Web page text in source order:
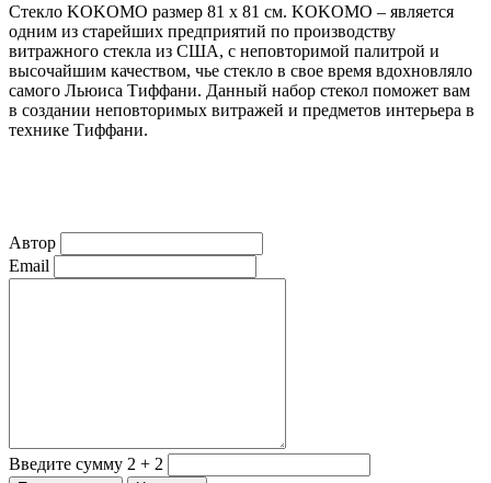
Стекло KOKOMO размер 81 х 81 см. KOKOMO – является
одним из старейших предприятий по производству
витражного стекла из США, с неповторимой палитрой и
высочайшим качеством, чье стекло в свое время вдохновляло
самого Льюиса Тиффани. Данный набор стекол поможет вам
в создании неповторимых витражей и предметов интерьера в
технике Тиффани.
Автор
Email
Введите сумму 2 + 2